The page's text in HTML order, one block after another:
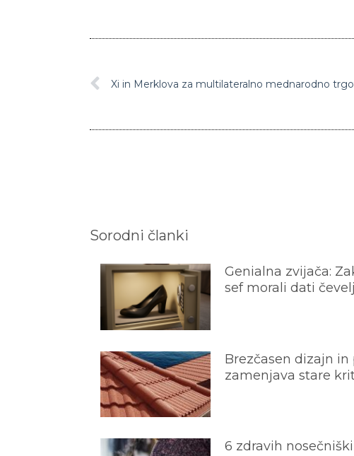
Xi in Merklova za multilateralno mednarodno
Sorodni članki
Genialna zvijača:
sef morali dati
Brezčasen dizajn in
zamenjava stare
6 zdravih